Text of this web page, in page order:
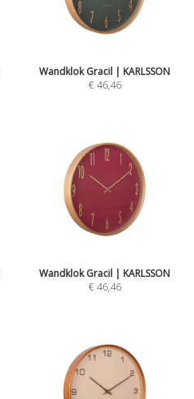
Wandklok Gracil | KARLSSON
€ 46,46
Wandklok Gracil | KARLSSON
€ 46,46